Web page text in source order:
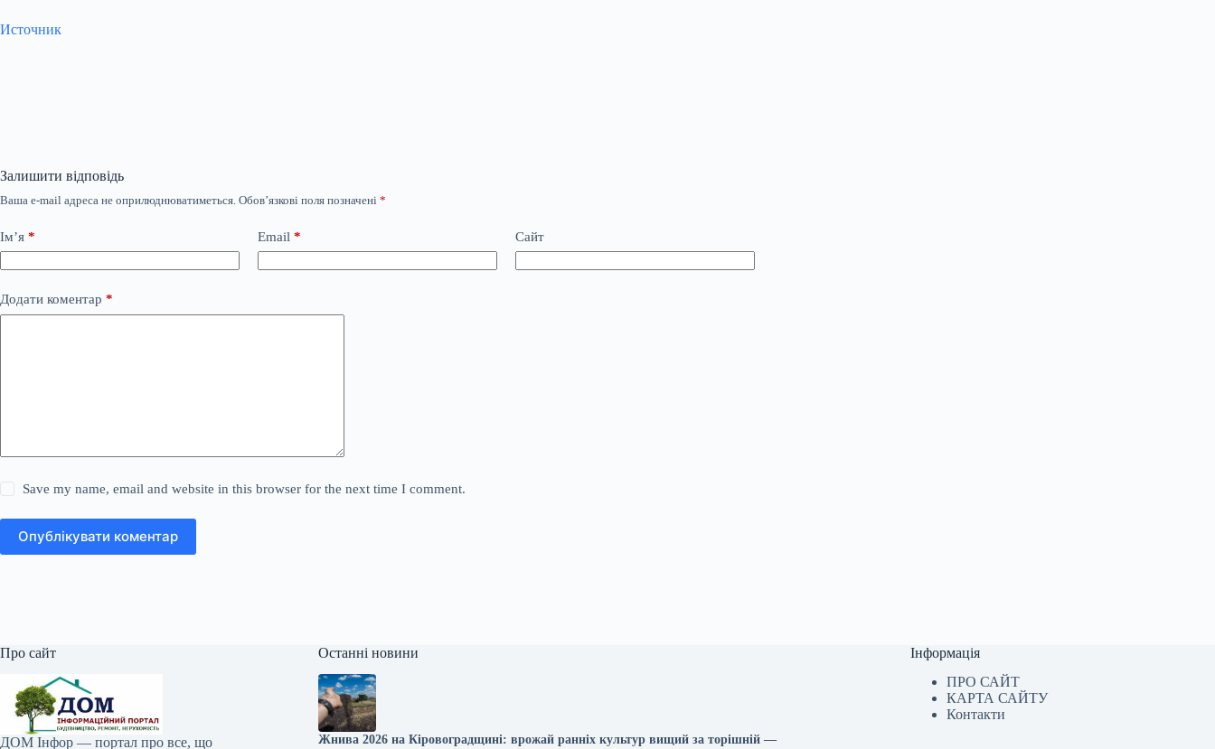
Источник
Залишити відповідь
Ваша e-mail адреса не оприлюднюватиметься. Обов’язкові поля позначені *
Ім’я * Email * Сайт
Додати коментар *
Save my name, email and website in this browser for the next time I comment.
Опублікувати коментар
Про сайт
ДОМ Інфор — портал про все, що
Останні новини
Жнива 2026 на Кіровоградщині: врожай ранніх культур вищий за торішній —
Інформація
ПРО САЙТ
КАРТА САЙТУ
Контакти